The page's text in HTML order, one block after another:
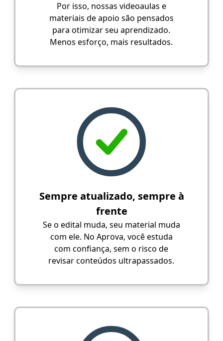
Por isso, nossas videoaulas e
materiais de apoio são pensados
para otimizar seu aprendizado.
Menos esforço, mais resultados.
Sempre atualizado, sempre à
frente
Se o edital muda, seu material muda
com ele. No Aprova, você estuda
com confiança, sem o risco de
revisar conteúdos ultrapassados.